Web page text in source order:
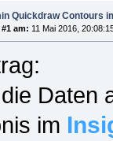
Quickdraw Contours
am: 11 Mai 2016,
Daten
im